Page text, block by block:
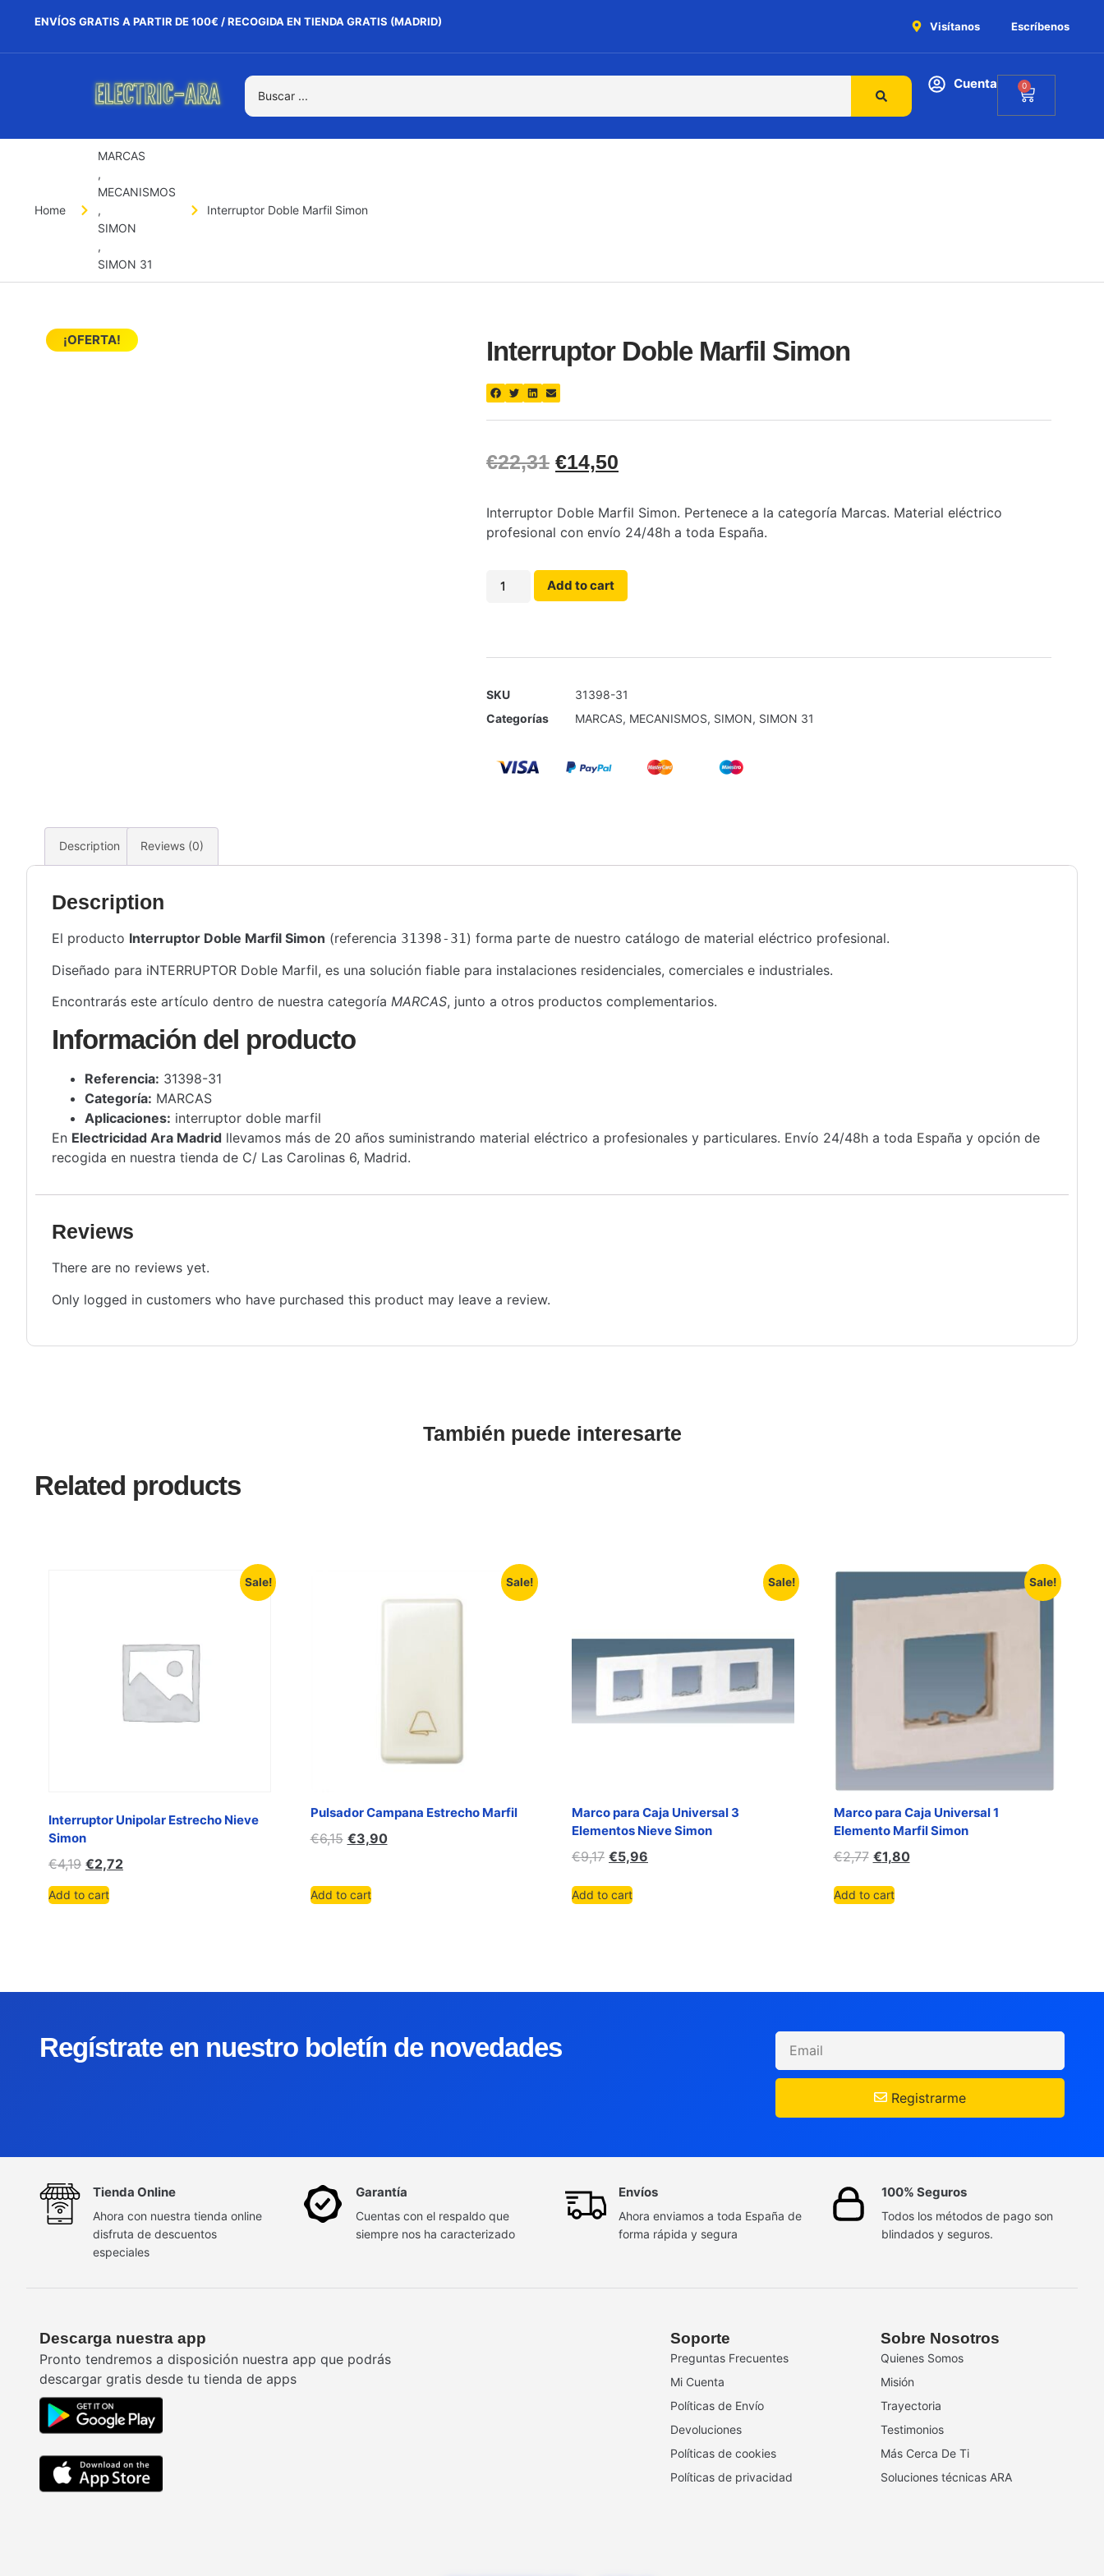
ENVÍOS GRATIS A PARTIR DE 100€ / RECOGIDA EN TIENDA GRATIS (MADRID) Visítanos Escríbenos
Cuenta 0
Home
MARCAS
,
MECANISMOS
,
SIMON
,
SIMON 31
Interruptor Doble Marfil Simon
¡OFERTA! Interruptor Doble Marfil Simon
€22,31 €14,50
Interruptor Doble Marfil Simon. Pertenece a la categoría Marcas. Material eléctrico
profesional con envío 24/48h a toda España.
Add to cart
SKU
31398-31
Categorías
MARCAS, MECANISMOS, SIMON, SIMON 31
Description Reviews (0)
Description
El producto Interruptor Doble Marfil Simon (referencia 31398-31 ) forma parte de nuestro catálogo de material eléctrico profesional.
Diseñado para iNTERRUPTOR Doble Marfil, es una solución fiable para instalaciones residenciales, comerciales e industriales.
Encontrarás este artículo dentro de nuestra categoría MARCAS, junto a otros productos complementarios.
Información del producto
Referencia: 31398-31
Categoría: MARCAS
Aplicaciones: interruptor doble marfil
En Electricidad Ara Madrid llevamos más de 20 años suministrando material eléctrico a profesionales y particulares. Envío 24/48h a toda España y opción de
recogida en nuestra tienda de C/ Las Carolinas 6, Madrid.
Reviews
There are no reviews yet.
Only logged in customers who have purchased this product may leave a review.
También puede interesarte
Related products
Sale!
Interruptor Unipolar Estrecho Nieve
Simon
€4,19 €2,72
Add to cart
Sale!
Pulsador Campana Estrecho Marfil
€6,15 €3,90
Add to cart
Sale!
Marco para Caja Universal 3
Elementos Nieve Simon
€9,17 €5,96
Add to cart
Sale!
Marco para Caja Universal 1
Elemento Marfil Simon
€2,77 €1,80
Add to cart
Regístrate en nuestro boletín de novedades
Registrarme
Tienda Online
Ahora con nuestra tienda online
disfruta de descuentos
especiales
Garantía
Cuentas con el respaldo que
siempre nos ha caracterizado
Envíos
Ahora enviamos a toda España de
forma rápida y segura
100% Seguros
Todos los métodos de pago son
blindados y seguros.
Descarga nuestra app
Pronto tendremos a disposición nuestra app que podrás
descargar gratis desde tu tienda de apps
Soporte
Preguntas Frecuentes
Mi Cuenta
Políticas de Envío
Devoluciones
Políticas de cookies
Políticas de privacidad
Sobre Nosotros
Quienes Somos
Misión
Trayectoria
Testimonios
Más Cerca De Ti
Soluciones técnicas ARA